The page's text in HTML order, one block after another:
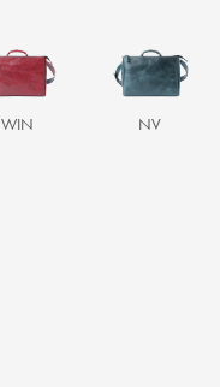
WIN NV